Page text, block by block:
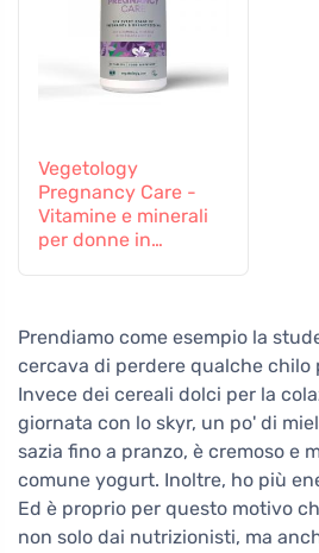
Vegetology
Pregnancy Care -
Vitamine e minerali
per donne in
Prendiamo come esempio la
cercava di perdere qualche chilo
Invece dei cereali dolci per la
giornata con lo skyr, un po' di
sazia fino a pranzo, è cremoso e
comune yogurt. Inoltre, ho più
Ed è proprio per questo motivo
non solo dai nutrizionisti, ma